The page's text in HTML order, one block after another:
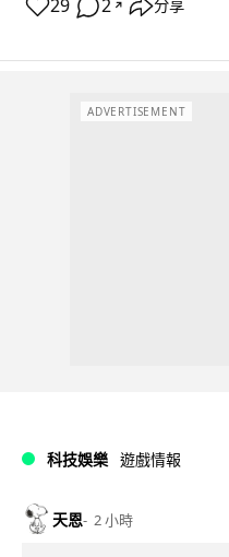
29 2 ↗ 分享
ADVERTISEMENT
科技娛樂 遊戲情報
天恩 2 小時